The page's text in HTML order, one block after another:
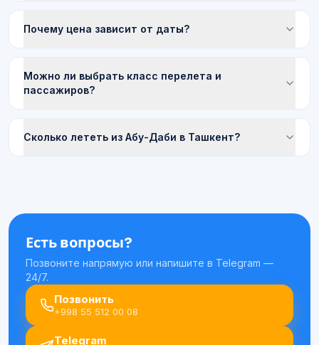
Почему цена зависит от даты?
Можно ли выбрать класс перелета и
пассажиров?
Сколько лететь из Абу-Даби в Ташкент?
Есть вопросы?
Позвоните напрямую или напишите в Telegram —
24/7.
Позвонить
+998 55 512 00 08
Telegram